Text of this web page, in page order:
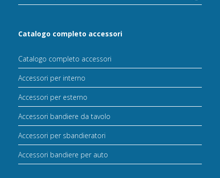
Catalogo completo accessori
Catalogo completo accessori
Accessori per interno
Accessori per esterno
Accessori bandiere da tavolo
Accessori per sbandieratori
Accessori bandiere per auto